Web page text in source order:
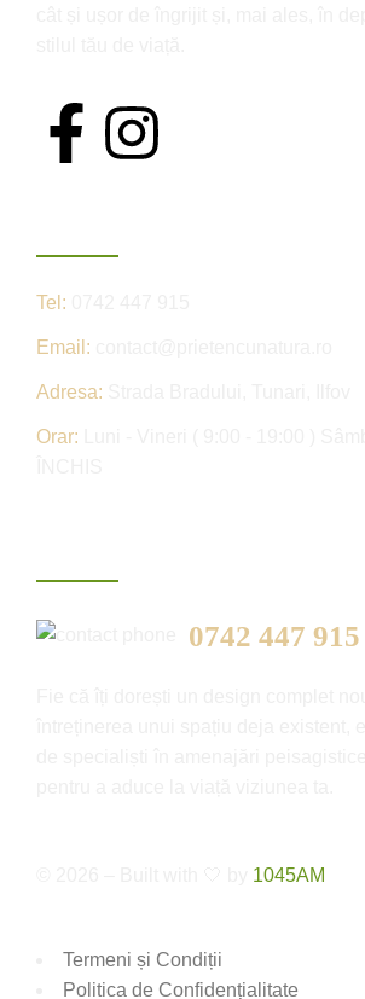
Tel:
Email:
Adresa:
Orar:
0742 447 915
1045AM
Termeni și Condiții
Politica de Confidențialitate